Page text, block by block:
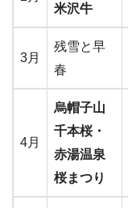
米沢牛
3月
残雪と早
春
4月
烏帽子山
千本桜・
赤湯温泉
桜まつり